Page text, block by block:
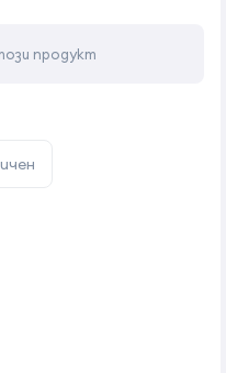
продукт